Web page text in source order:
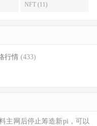
NFT (11)
行情(433)
主网后停止筹造新pi，可以